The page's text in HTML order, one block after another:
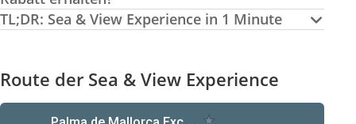
TL;DR: Sea & View Experience in 1 Minute
Route der Sea & View Experience